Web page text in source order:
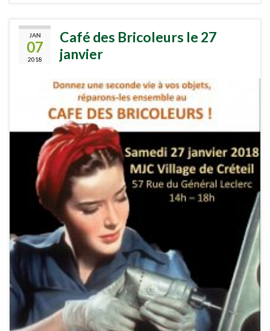
JAN
07
2018
Café des Bricoleurs le 27
janvier